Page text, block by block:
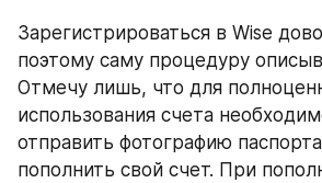
Зарегистрироваться в Wise
поэтому саму процедуру
Отмечу лишь, что для
использования счета
отправить фотографию
пополнить свой счет. При